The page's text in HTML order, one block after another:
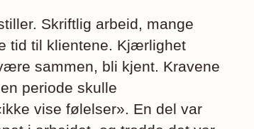
Skriftlig arbeid, mange
tid til klientene. Kjærlighet
sammen, bli kjent. Kravene
periode skulle
vise følelser». En del var